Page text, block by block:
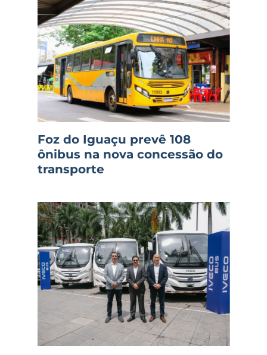
Foz do Iguaçu prevê 108
ônibus na nova concessão do
transporte